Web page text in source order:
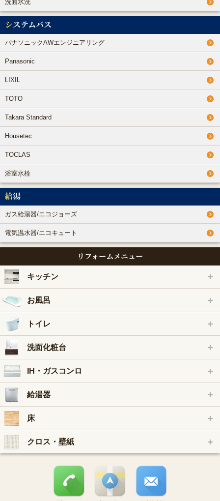
洗面水洗
システムバス
パナソニックAWエンジニアリング
Panasonic
LIXIL
TOTO
Takara Standard
Housetec
TOCLAS
浴室水栓
給湯
ガス給湯器/エコジョーズ
電気温水器/エコキュート
リフォームメニュー
キッチン
お風呂
トイレ
洗面化粧台
IH・ガスコンロ
給湯器
床
クロス・壁紙